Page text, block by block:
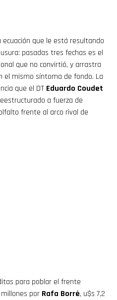
ecuación que le está resultando
pasadas tres fechas es el
que no convirtió, y arrastra
el mismo síntoma de fondo. La
que el DT Eduardo Coudet
a fuerza de
frente al arco rival de
para poblar el frente
por Rafa Borré, u$s 7,2